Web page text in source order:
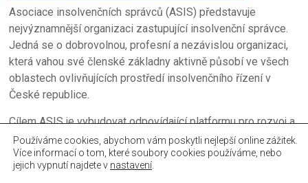
Asociace insolvenčních správců (ASIS) představuje
nejvýznamnější organizaci zastupující insolvenční správce.
Jedná se o dobrovolnou, profesní a nezávislou organizaci,
která vahou své členské základny aktivně působí ve všech
oblastech ovlivňujících prostředí insolvenčního řízení v
České republice.
Cílem ASIS je vybudovat odpovídající platformu pro rozvoj a
neustalé zkvalitňováni úpadkového řízení a činnosti
insolvenčních správců.
Používáme cookies, abychom vám poskytli nejlepší online zážitek.
Více informací o tom, které soubory cookies používáme, nebo
jejich vypnutí najdete v nastavení